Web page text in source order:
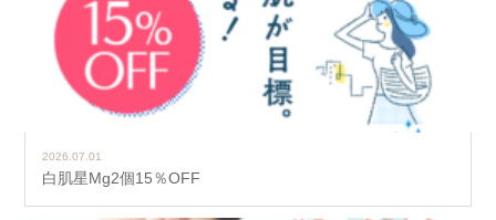
2026.07.01
白肌星Mg2個15％OFF